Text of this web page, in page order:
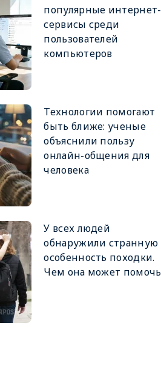
популярные интернет-
сервисы среди
пользователей
компьютеров
Технологии помогают
быть ближе: ученые
объяснили пользу
онлайн-общения для
человека
У всех людей
обнаружили странную
особенность походки.
Чем она может помочь